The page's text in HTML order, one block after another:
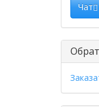
Чат